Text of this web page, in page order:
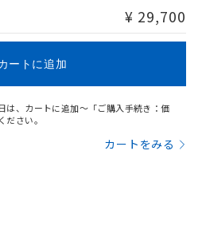
¥ 29,700
ートに追加
は、カートに追加～「ご購入手続き：価
さい。
カートをみる